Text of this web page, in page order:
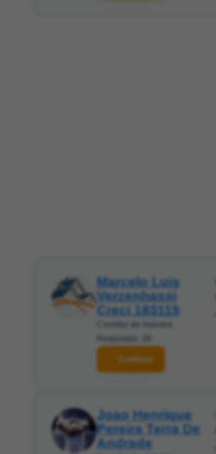
Marcelo Luis
Verzenhassi
Creci 183115
Contatar
Joao Henrique
Pereira Terra De
Andrade